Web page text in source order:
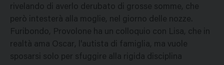
rivelando di averlo derubato di grosse somme, che
però intesterà alla moglie, nel giorno delle nozze.
Furibondo, Provolone ha un colloquio con Lisa, che in
realtà ama Oscar, l'autista di famiglia, ma vuole
sposarsi solo per sfuggire alla rigida disciplina